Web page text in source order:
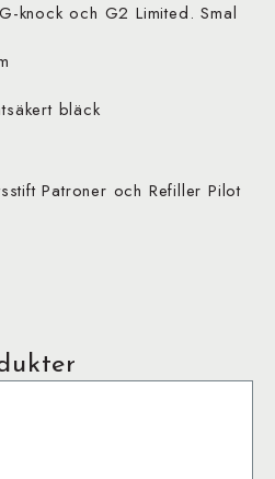
knock och G2 Limited. Smal
bläck
Patroner och Refiller Pilot